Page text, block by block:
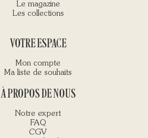
Le magazine
Les collections
VOTRE ESPACE
Mon compte
Ma liste de souhaits
À PROPOS DE NOUS
Notre expert
FAQ
CGV